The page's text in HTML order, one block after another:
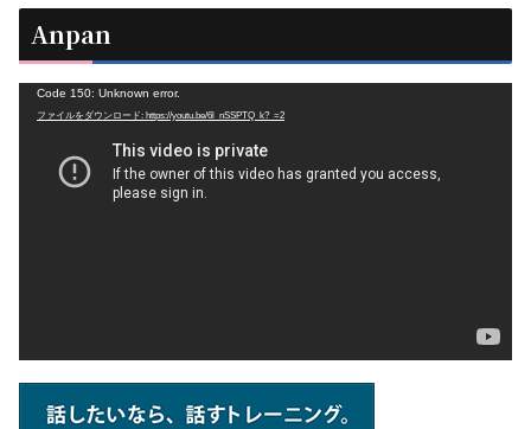
Anpan
Code 150: Unknown error.
ファイルをダウンロード: https://youtu.be/6l_nSSPTQ_k?_=2